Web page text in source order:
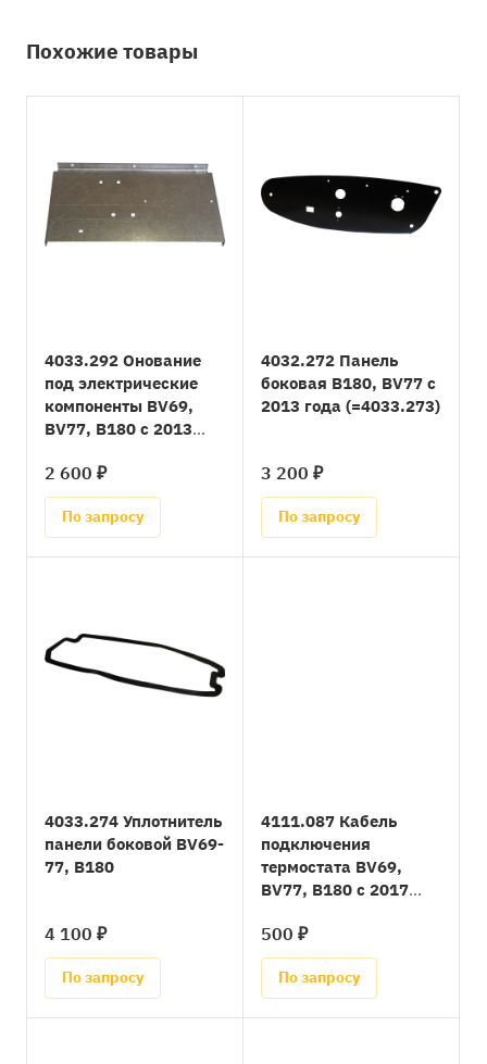
Похожие товары
4033.292 Онование
под электрические
компоненты BV69,
BV77, B180 с 2013
2 600 ₽
По запросу
4032.272 Панель
боковая B180, BV77 с
2013 года (=4033.273)
3 200 ₽
По запросу
4033.274 Уплотнитель
панели боковой BV69-
77, B180
4 100 ₽
По запросу
4111.087 Кабель
подключения
термостата BV69,
BV77, B180 с 2017
500 ₽
По запросу